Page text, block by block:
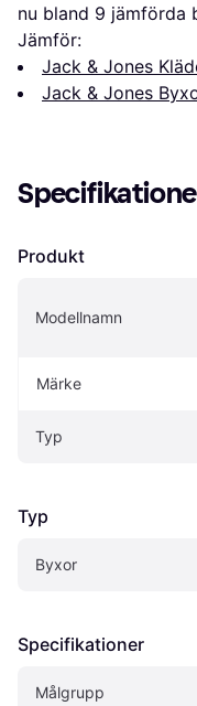
nu bland 9 jämförda
Jämför:
Jack & Jones
Jack & Jones
Produkt
Modellnamn
Märke
Typ
Typ
Byxor
Specifikationer
Målgrupp